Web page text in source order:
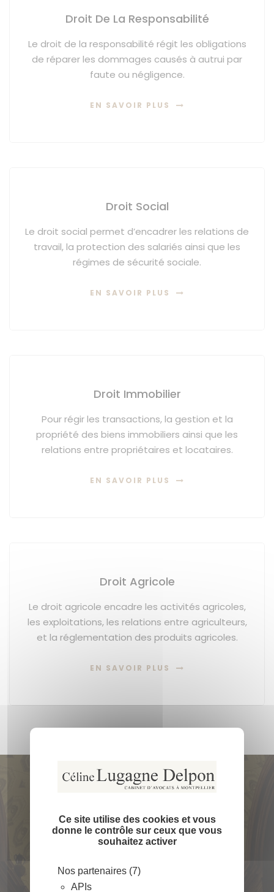
Ce site utilise des cookies et vous
donne le contrôle sur ceux que vous
souhaitez activer
Nos partenaires (7)
APIs
Droit De La Responsabilité
Le droit de la responsabilité régit les obligations
de réparer les dommages causés à autrui par
faute ou négligence.
EN SAVOIR PLUS
Droit Social
Le droit social permet d’encadrer les relations de
travail, la protection des salariés ainsi que les
régimes de sécurité sociale.
EN SAVOIR PLUS
Droit Immobilier
Pour régir les transactions, la gestion et la
propriété des biens immobiliers ainsi que les
relations entre propriétaires et locataires.
EN SAVOIR PLUS
Droit Agricole
Le droit agricole encadre les activités agricoles,
les exploitations, les relations entre agriculteurs,
et la réglementation des produits agricoles.
EN SAVOIR PLUS
consultation
Besoin d’une aide